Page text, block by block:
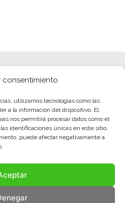
consentimiento
utilizamos tecnologías como las
a la información del dispositivo. El
nos permitirá procesar datos como el
identificaciones únicas en este sitio.
puede afectar negativamente a